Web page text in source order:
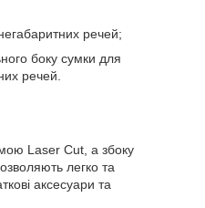
речей;
боку сумки для
речей.
Laser Cut, а збоку
легко та
аксесуари та